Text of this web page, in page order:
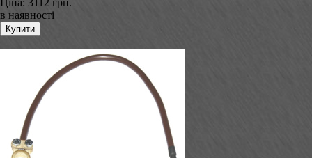
в наявності